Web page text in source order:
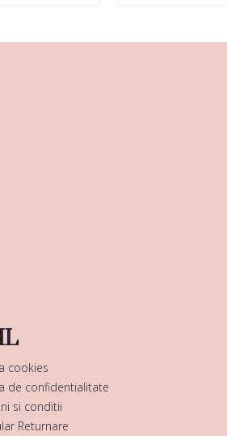
cookies
de confidentialitate
si conditii
Returnare